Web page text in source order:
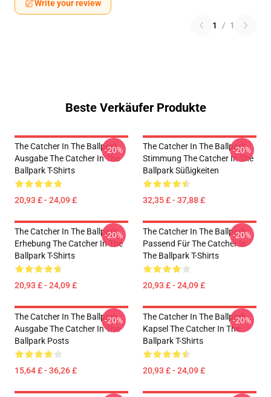
Write your review
1 / 1
Beste Verkäufer Produkte
The Catcher In The Ballpark
Ausgabe The Catcher In The
Ballpark T-Shirts
20,93 £ - 24,09 £
-20%
The Catcher In The Ballpark
Stimmung The Catcher In The
Ballpark Süßigkeiten
32,35 £ - 37,88 £
-20%
The Catcher In The Ballpark
Erhebung The Catcher In The
Ballpark T-Shirts
20,93 £ - 24,09 £
-20%
The Catcher In The Ballpark
Passend Für The Catcher In
The Ballpark T-Shirts
20,93 £ - 24,09 £
-20%
The Catcher In The Ballpark
Ausgabe The Catcher In The
Ballpark Posts
15,64 £ - 36,26 £
-20%
The Catcher In The Ballpark
Kapsel The Catcher In The
Ballpark T-Shirts
20,93 £ - 24,09 £
-20%